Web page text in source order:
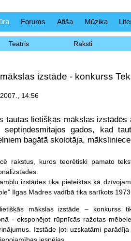
Forums Afiša Mūzika
Teātris Raksti
izstāde - konkurss
14:56
tautas lietišķās mākslas
septiņdesmitajos gados, kad
bagātā skolotāja,
rakstus, kuros teorētiski pamato
izstādes tika pieteiktas kā
Ilgas Madres vadībā tika sarīkots
mākslas izstāde – konkurss
- eksponējot rūpnīcās ražotas
Izstāde ļoti uzskatāmi
iespējas.